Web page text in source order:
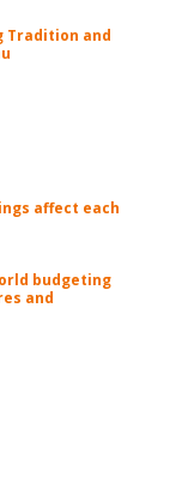
Tradition and
affect each
budgeting
and